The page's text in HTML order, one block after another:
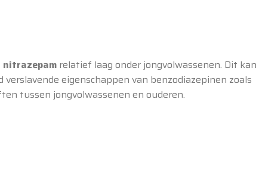
nitrazepamrelatief laag onder jongvolwassenen. Dit kan
eigenschappen van benzodiazepinen zoals
tussen jongvolwassenen en ouderen.